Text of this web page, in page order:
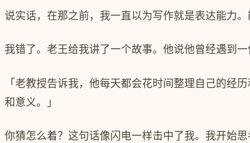
说实话，在那之前，我一直以为写作就是表达能力
我错了。老王给我讲了一个故事。他说他曾经遇到
「老教授告诉我，他每天都会花时间整理自己的经
和意义。」
你猜怎么着？这句话像闪电一样击中了我。我开始